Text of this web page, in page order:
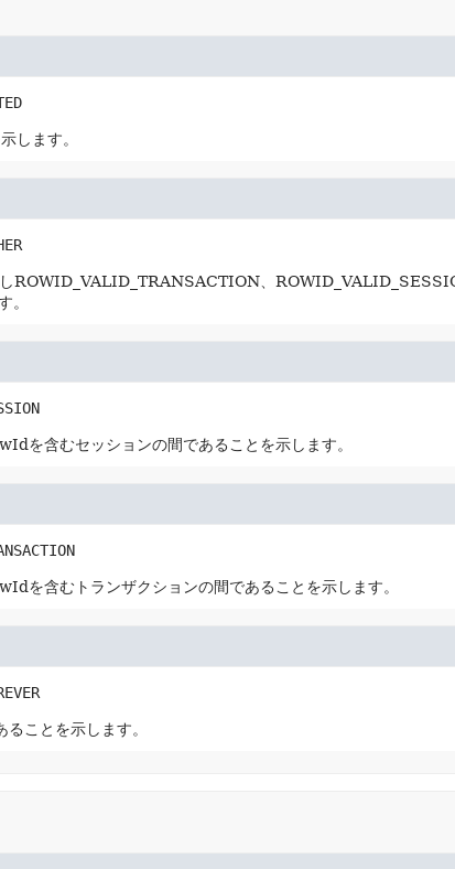
します。
ROWID_VALID_TRANSACTION、
。
を含むセッションの間であることを示します。
を含むトランザクションの間であることを示します。
ことを示します。